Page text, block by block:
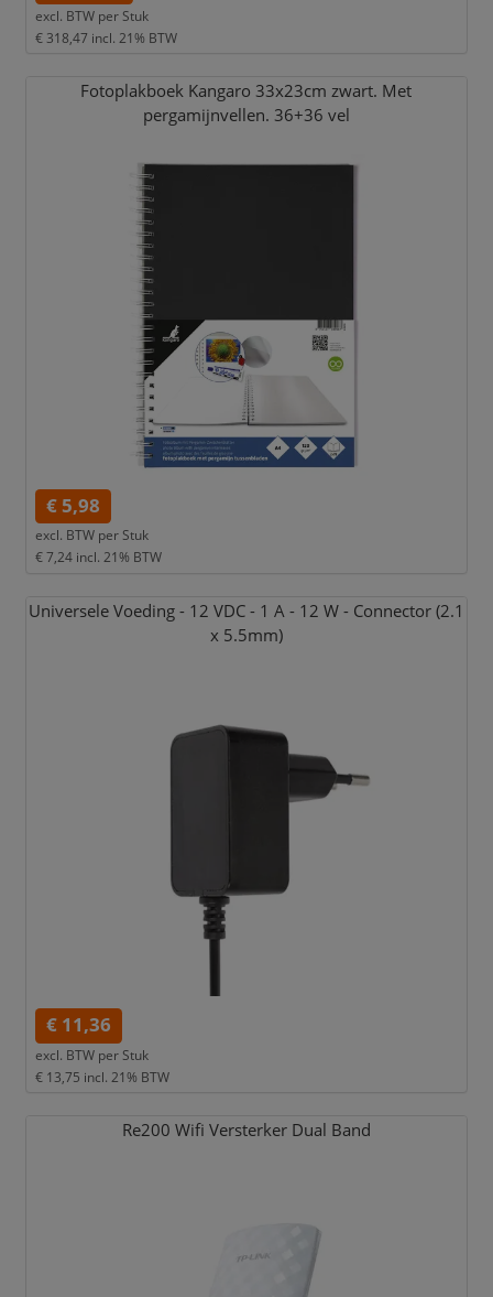
excl. BTW per Stuk
€ 318,47 incl. 21% BTW
Fotoplakboek Kangaro 33x23cm zwart. Met
pergamijnvellen. 36+36 vel
€ 5,98
excl. BTW per Stuk
€ 7,24 incl. 21% BTW
Universele Voeding - 12 VDC - 1 A - 12 W - Connector (2.1
x 5.5mm)
€ 11,36
excl. BTW per Stuk
€ 13,75 incl. 21% BTW
Re200 Wifi Versterker Dual Band